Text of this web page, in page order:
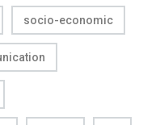
socio-economic